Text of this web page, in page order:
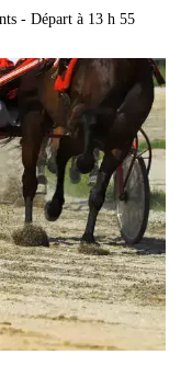
- Départ à 13 h 55